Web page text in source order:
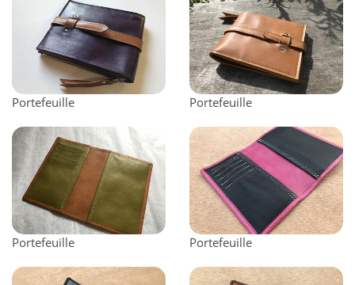
Portefeuille Portefeuille
Portefeuille Portefeuille